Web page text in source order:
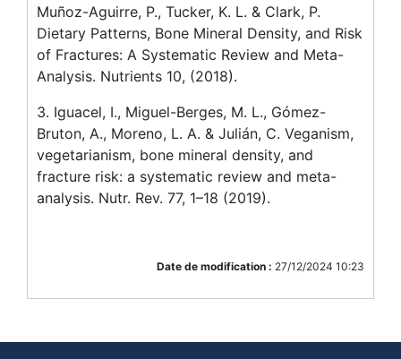
Muñoz-Aguirre, P., Tucker, K. L. & Clark, P.
Dietary Patterns, Bone Mineral Density, and Risk
of Fractures: A Systematic Review and Meta-
Analysis. Nutrients 10, (2018).
3. Iguacel, I., Miguel-Berges, M. L., Gómez-
Bruton, A., Moreno, L. A. & Julián, C. Veganism,
vegetarianism, bone mineral density, and
fracture risk: a systematic review and meta-
analysis. Nutr. Rev. 77, 1–18 (2019).
Date de modification : 27/12/2024 10:23